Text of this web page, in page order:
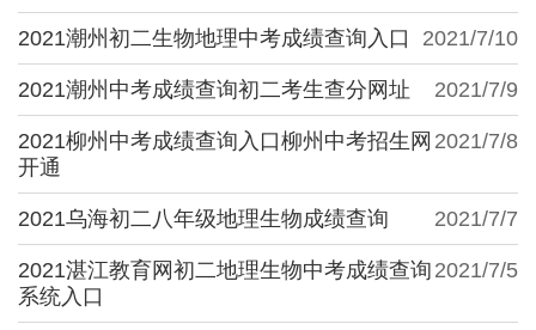
2021/7/10
2021潮州初二生物地理中考成绩查询入口
2021/7/9
2021潮州中考成绩查询初二考生查分网址
2021/7/8
2021柳州中考成绩查询入口柳州中考招生网
开通
2021/7/7
2021乌海初二八年级地理生物成绩查询
2021/7/5
2021湛江教育网初二地理生物中考成绩查询
系统入口